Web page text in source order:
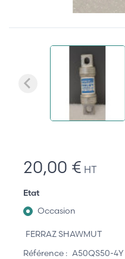
20,00 € HT
Etat
Occasion
FERRAZ SHAWMUT
Référence : A50QS50-4Y